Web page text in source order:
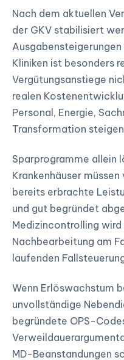
Nach dem aktuellen
der GKV stabilisiert
Kliniken ist besonders
Vergütungsanstiege
realen
Personal, Energie,
Transformation
Sparprogramme allein
Krankenhäuser
bereits erbrachte
und gut begründet
Medizincontrolling
Nachbearbeitung am
laufenden
Wenn Erlöswachstum
unvollständige
begründete OPS-
MD-Beanstandungen